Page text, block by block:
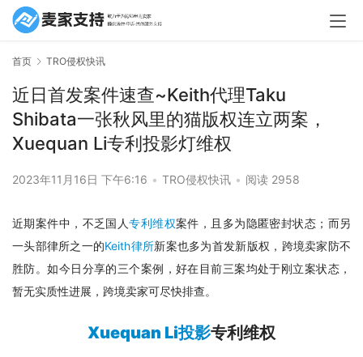
首页 TRO侵权快讯
近日首发案件速查~Keith代理Taku
Shibata一张秋风里的猫版权连立两案，
Xuequan Li专利投影灯维权
2023年11月16日 下午6:16 • TRO侵权快讯 • 阅读 2958
近期案件中，不乏国人专利维权案件，且多为隐匿密封状态；而另
一头部律所之一的Keith律所新案也多为首发新版权，跨境卖家防不
胜防。如今日分享的三个案例，好在目前三案均处于刚立案状态，
暂无实质性进展，跨境卖家可尽快排查。
Xuequan Li投影专利维权